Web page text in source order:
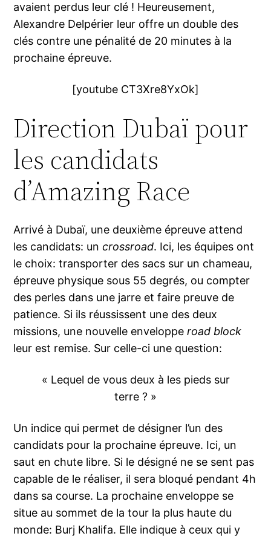
avaient perdus leur clé ! Heureusement,
Alexandre Delpérier leur offre un double des
clés contre une pénalité de 20 minutes à la
prochaine épreuve.
[youtube CT3Xre8YxOk]
Direction Dubaï pour
les candidats
d’Amazing Race
Arrivé à Dubaï, une deuxième épreuve attend
les candidats: uncrossroad. Ici, les équipes ont
le choix: transporter des sacs sur un chameau,
épreuve physique sous 55 degrés, ou compter
des perles dans une jarre et faire preuve de
patience. Si ils réussissent une des deux
missions, une nouvelle envelopperoad block
leur est remise. Sur celle-ci une question:
« Lequel de vous deux à les pieds sur
terre ? »
Un indice qui permet de désigner l’un des
candidats pour la prochaine épreuve. Ici, un
saut en chute libre. Si le désigné ne se sent pas
capable de le réaliser, il sera bloqué pendant 4h
dans sa course. La prochaine enveloppe se
situe au sommet de la tour la plus haute du
monde: Burj Khalifa. Elle indique à ceux qui y